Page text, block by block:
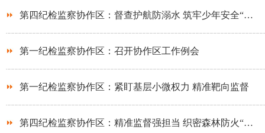
第四纪检监察协作区：督查护航防溺水 筑牢少年安全“…
第一纪检监察协作区：召开协作区工作例会
第一纪检监察协作区：紧盯基层小微权力 精准靶向监督
第四纪检监察协作区：精准监督强担当 织密森林防火“…